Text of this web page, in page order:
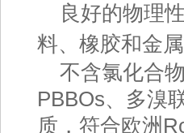
良好的物理
料、橡胶和金
不含氯化合
PBBOs、多溴
质，符合欧洲